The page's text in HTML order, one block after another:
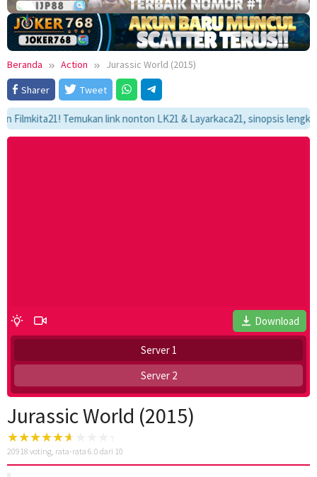
Beranda Action
Jurassic World (2015)
Sharer
Tweet
Temukan link nonton LK21 & Layarkaca21, sinopsis
Download
Server 1
Server 2
Jurassic World (2015)
20918 voting, rata-rata 6.0 dari 10